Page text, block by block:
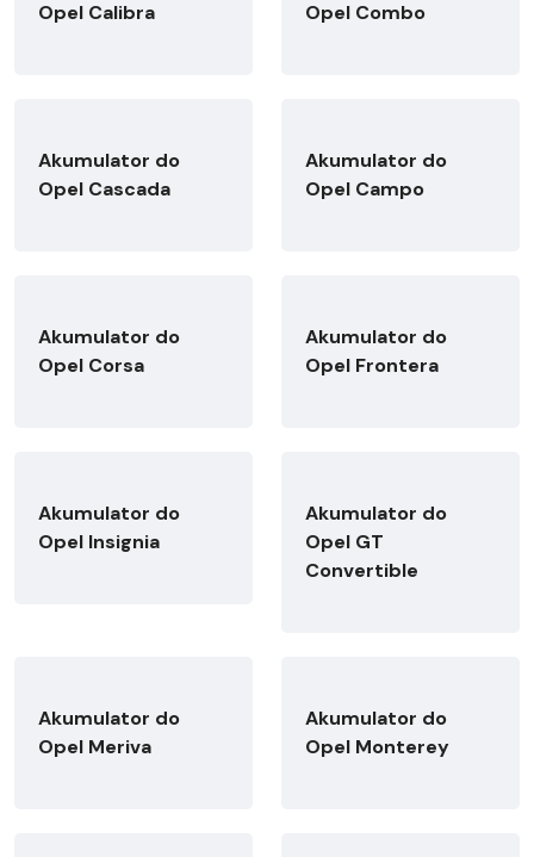
Opel Calibra Opel Combo
Akumulator do
Opel Cascada
Akumulator do
Opel Campo
Akumulator do
Opel Corsa
Akumulator do
Opel Frontera
Akumulator do
Opel Insignia
Akumulator do
Opel GT
Convertible
Akumulator do
Opel Meriva
Akumulator do
Opel Monterey